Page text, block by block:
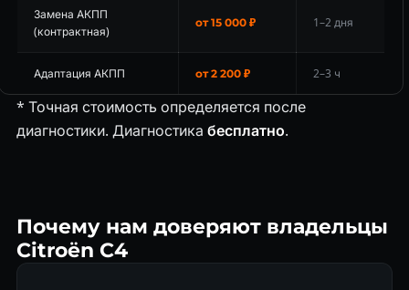
Замена АКПП
(контрактная)
от 15 000 ₽ 1–2 дня
Адаптация АКПП от 2 200 ₽ 2–3 ч
* Точная стоимость определяется после
диагностики. Диагностика бесплатно.
Почему нам доверяют владельцы
Citroën C4